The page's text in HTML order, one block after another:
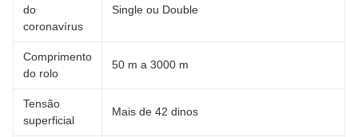
do
coronavírus
Single ou Double
Comprimento
do rolo
50 m a 3000 m
Tensão
superficial
Mais de 42 dinos